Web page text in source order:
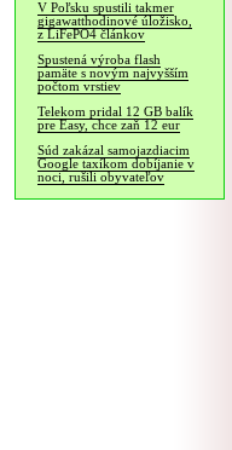
V Poľsku spustili takmer
gigawatthodinové úložisko,
z LiFePO4 článkov
Spustená výroba flash
pamäte s novým najvyšším
počtom vrstiev
Telekom pridal 12 GB balík
pre Easy, chce zaň 12 eur
Súd zakázal samojazdiacim
Google taxíkom dobíjanie v
noci, rušili obyvateľov